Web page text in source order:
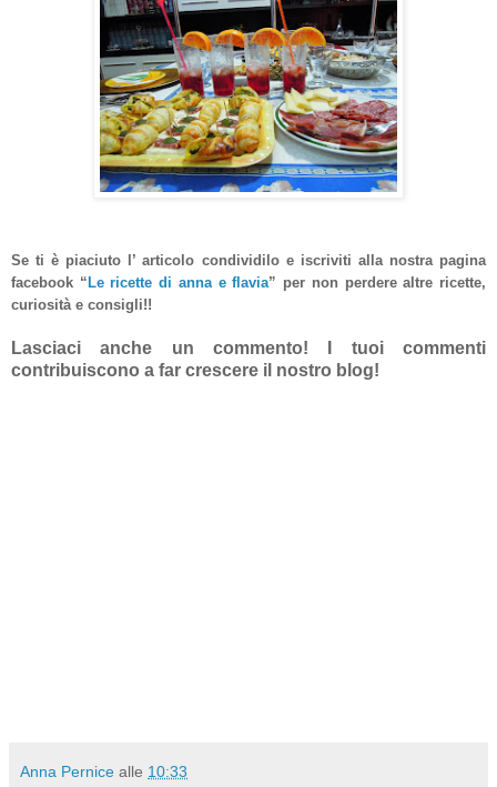
Se ti è piaciuto l’ articolo condividilo e iscriviti alla nostra pagina
facebook “ Le ricette di anna e flavia” per non perdere altre ricette,
curiosità e consigli!!
Lasciaci anche un commento! I tuoi commenti
contribuiscono a far crescere il nostro blog!
Anna Pernice alle 10:33